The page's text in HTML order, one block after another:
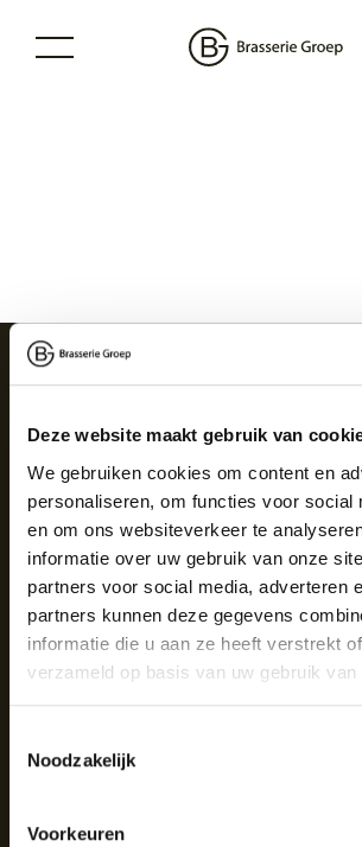
Deze website maakt gebruik van
We gebruiken cookies om content en
personaliseren, om functies voor social
en om ons websiteverkeer te
informatie over uw gebruik van onze
partners voor social media, adverteren
partners kunnen deze gegevens
informatie die u aan ze heeft verstrekt
verzameld op basis van uw gebruik
Noodzakelijk
Voorkeuren
WIJ HELPEN
GRAAG